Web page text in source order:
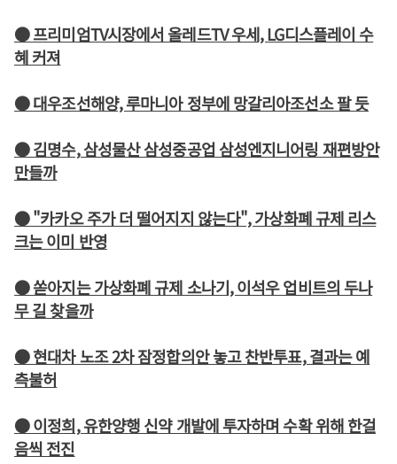
● 프리미엄TV시장에서 올레드TV 우세, LG디스플레이 수
혜 커져
● 대우조선해양, 루마니아 정부에 망갈리아조선소 팔 듯
● 김명수, 삼성물산 삼성중공업 삼성엔지니어링 재편방안
만들까
● "카카오 주가 더 떨어지지 않는다", 가상화폐 규제 리스
크는 이미 반영
● 쏟아지는 가상화폐 규제 소나기, 이석우 업비트의 두나
무 길 찾을까
● 현대차 노조 2차 잠정합의안 놓고 찬반투표, 결과는 예
측불허
● 이정희, 유한양행 신약 개발에 투자하며 수확 위해 한걸
음씩 전진